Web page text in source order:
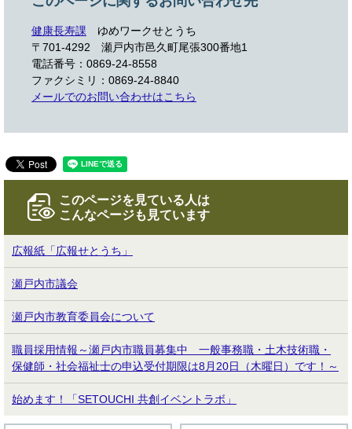
健康長寿課
ゆめワークせとうち
〒701-4292 瀬戸内市邑久町尾張300番地1
電話番号：0869-24-8558
ファクシミリ：0869-24-8840
メールでのお問い合わせはこちら
このページを見ている人は
こんなページも見ています
広報紙「広報せとうち」
瀬戸内市議会
瀬戸内市教育委員会について
職員採用情報～瀬戸内市職員募集中 一般事務職・土木技術職・
保健師・社会福祉士の申込受付期限は8月20日（木曜日）です！～
始めます！「SETOUCHI 共創イベントラボ」